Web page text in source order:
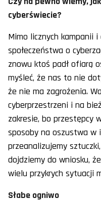
cyberświecie?
Mimo licznych kampanii
społeczeństwa o
znowu ktoś padł ofiarą
myśleć, że nas to nie
że nie ma zagrożenia.
cyberprzestrzeni i na
zakresie, bo przestępcy
sposoby na oszustwa w
przeanalizujemy
dojdziemy do wniosku,
wielu przykrych sytuacji
Słabe ogniwo